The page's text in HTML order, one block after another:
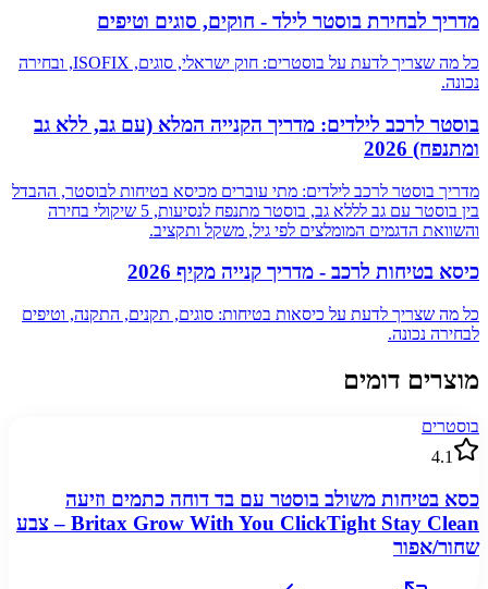
מדריך לבחירת בוסטר לילד - חוקים, סוגים וטיפים
כל מה שצריך לדעת על בוסטרים: חוק ישראלי, סוגים, ISOFIX, ובחירה
נכונה.
בוסטר לרכב לילדים: מדריך הקנייה המלא (עם גב, ללא גב
ומתנפח) 2026
מדריך בוסטר לרכב לילדים: מתי עוברים מכיסא בטיחות לבוסטר, ההבדל
בין בוסטר עם גב לללא גב, בוסטר מתנפח לנסיעות, 5 שיקולי בחירה
והשוואת הדגמים המומלצים לפי גיל, משקל ותקציב.
כיסא בטיחות לרכב - מדריך קנייה מקיף 2026
כל מה שצריך לדעת על כיסאות בטיחות: סוגים, תקנים, התקנה, וטיפים
לבחירה נכונה.
מוצרים דומים
בוסטרים
4.1
כסא בטיחות משולב בוסטר עם בד דוחה כתמים וזיעה
Britax Grow With You ClickTight Stay Clean – צבע
שחור/אפור